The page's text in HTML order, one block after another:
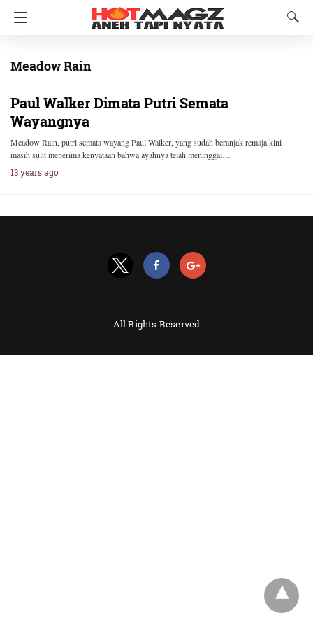
Meadow Rain
Paul Walker Dimata Putri Semata
Wayangnya
Meadow Rain, putri semata wayang Paul Walker, yang sudah beranjak remaja kini
masih sulit menerima kenyataan bahwa ayahnya telah meninggal…
13 years ago
All Rights Reserved